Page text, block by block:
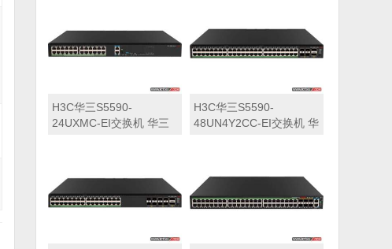
H3C华三S5590-
24UXMC-EI交换机 华三
H3C华三S5590-
48UN4Y2CC-EI交换机 华